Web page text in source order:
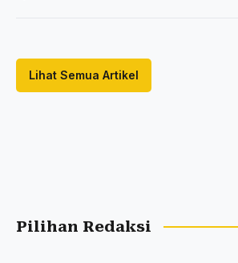
Lihat Semua Artikel
Pilihan Redaksi